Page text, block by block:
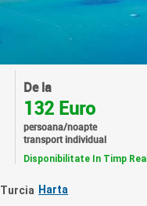
De la
132 Euro
persoana/noapte
transport individual
Disponibilitate In Timp Real
Turcia Harta